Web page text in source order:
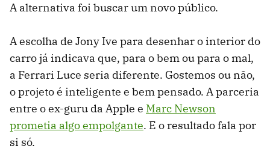
A alternativa foi buscar um novo público.
A escolha de Jony Ive para desenhar o interior do
carro já indicava que, para o bem ou para o mal,
a Ferrari Luce seria diferente. Gostemos ou não,
o projeto é inteligente e bem pensado. A parceria
entre o ex-guru da Apple e Marc Newson
prometia algo empolgante. E o resultado fala por
si só.